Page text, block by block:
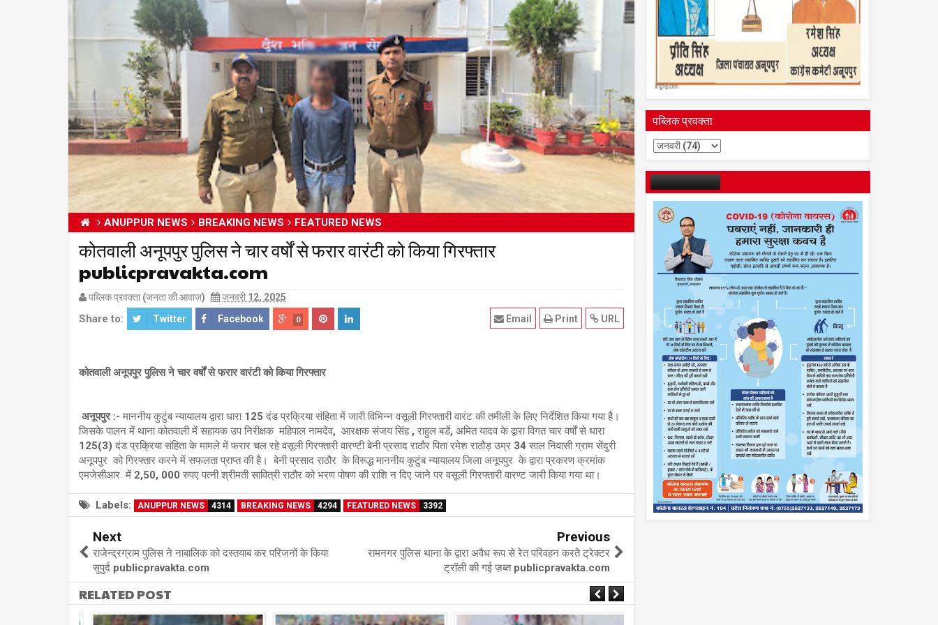
ANUPPUR NEWS BREAKING NEWS FEATURED NEWS
कोतवाली अनूपपुर पुलिस ने चार वर्षों से फरार वारंटी को किया गिरफ्तार
publicpravakta.com
पब्लिक प्रवक्ता (जनता की आवाज़) जनवरी 12, 2025
Share to: Twitter Facebook 0 URL
Print
Email
कोतवाली अनूपपुर पुलिस ने चार वर्षों से फरार वारंटी को किया गिरफ्तार
अनूपपुर :- माननीय कुटुंब न्यायालय द्वारा धारा 125 दंड प्रक्रिया संहिता में जारी विभिन्न वसूली गिरफ्तारी वारंट की तमीली के लिए निर्देशित किया गया है।
जिसके पालन में थाना कोतवाली में सहायक उप निरीक्षक महिपाल नामदेव, आरक्षक संजय सिंह , राहुल बर्डे, अमित यादव के द्वारा विगत चार वर्षों से धारा
125(3) दंड प्रक्रिया संहिता के मामले में फरार चल रहे वसूली गिरफ्तारी वारण्टी बेनी प्रसाद राठौर पिता रमेश राठौड़ उम्र 34 साल निवासी ग्राम सेंदुरी
अनूपपुर को गिरफ्तार करने में सफलता प्राप्त की है। बेनी प्रसाद राठौर के विरूद्ध माननीय कुटुंब न्यायालय जिला अनूपपुर के द्वारा प्रकरण क्रमांक
एमजेसीआर में 2,50, 000 रुपए पत्नी श्रीमती सावित्री राठौर को भरण पोषण की राशि न दिए जाने पर वसूली गिरफ्तारी वारण्ट जारी किया गया था।
Labels: ANUPPUR NEWS 4314 BREAKING NEWS 4294 FEATURED NEWS 3392
Next
राजेन्द्रग्राम पुलिस ने नाबालिक को दस्तयाब कर परिजनों के किया
सुपुर्द publicpravakta.com
Previous
रामनगर पुलिस थाना के द्वारा अवैध रूप से रेत परिवहन करते ट्रेक्टर
ट्रॉली की गई ज़ब्त publicpravakta.com
RELATED POST
पब्लिक प्रवक्ता